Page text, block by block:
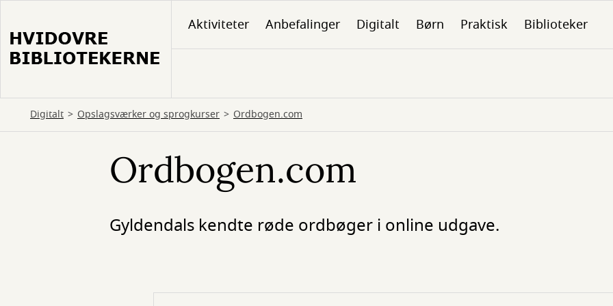
hovedindhold
Aktiviteter Anbefalinger Digitalt Børn Praktisk Biblioteker
Digitalt Opslagsværker og sprogkurser Ordbogen.com
Ordbogen.com
Gyldendals kendte røde ordbøger i online udgave.